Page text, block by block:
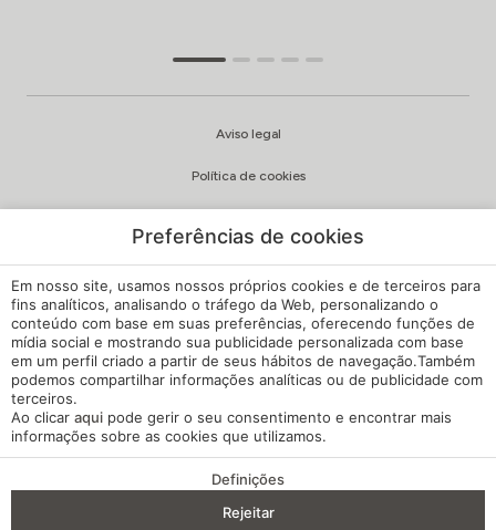
VANTAGENS DA RESERVA
Aviso legal
Política de cookies
Canal de Queixas
Regulamento Interno
Configuração de cookies
A minha reserva
Desenvolvido pormirai
Preferências de cookies
Em nosso site, usamos nossos próprios cookies e de terceiros para
fins analíticos, analisando o tráfego da Web, personalizando o
conteúdo com base em suas preferências, oferecendo funções de
mídia social e mostrando sua publicidade personalizada com base
em um perfil criado a partir de seus hábitos de navegação.Também
podemos compartilhar informações analíticas ou de publicidade com
terceiros.
Ao clicar aqui pode gerir o seu consentimento e encontrar mais
informações sobre as cookies que utilizamos.
Definições
Rejeitar